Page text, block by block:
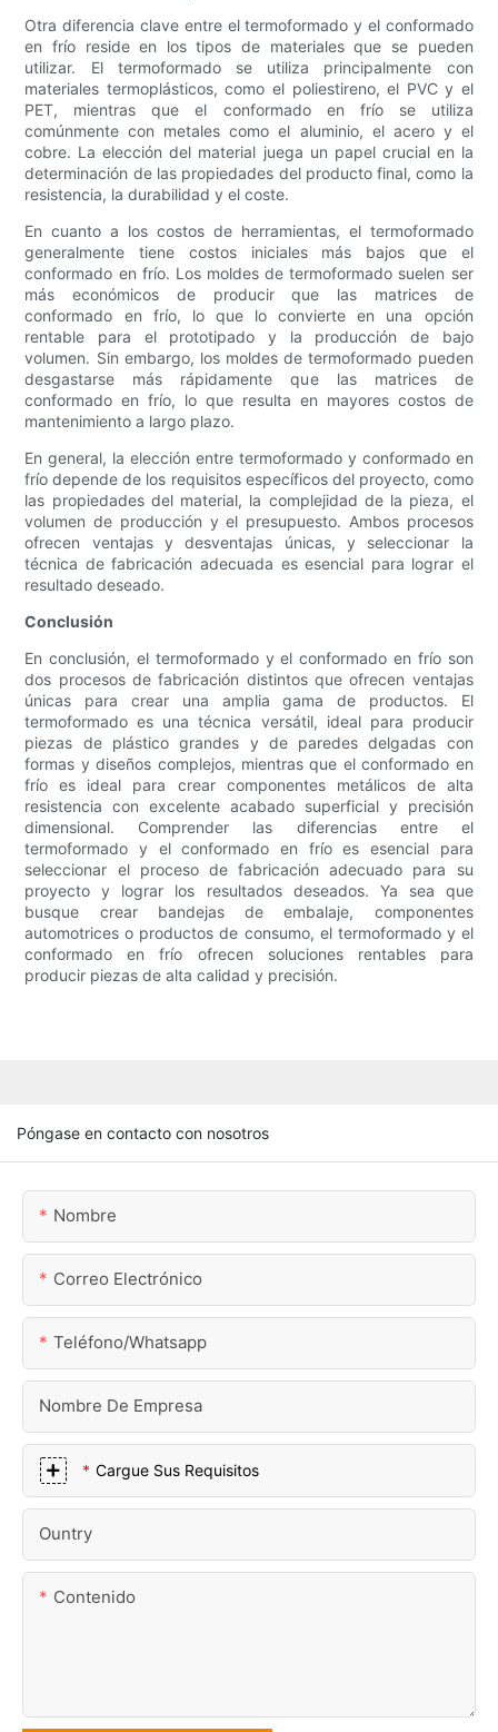
Otra diferencia clave entre el termoformado y el conformado
en frío reside en los tipos de materiales que se pueden
utilizar. El termoformado se utiliza principalmente con
materiales termoplásticos, como el poliestireno, el PVC y el
PET, mientras que el conformado en frío se utiliza
comúnmente con metales como el aluminio, el acero y el
cobre. La elección del material juega un papel crucial en la
determinación de las propiedades del producto final, como la
resistencia, la durabilidad y el coste.
En cuanto a los costos de herramientas, el termoformado
generalmente tiene costos iniciales más bajos que el
conformado en frío. Los moldes de termoformado suelen ser
más económicos de producir que las matrices de
conformado en frío, lo que lo convierte en una opción
rentable para el prototipado y la producción de bajo
volumen. Sin embargo, los moldes de termoformado pueden
desgastarse más rápidamente que las matrices de
conformado en frío, lo que resulta en mayores costos de
mantenimiento a largo plazo.
En general, la elección entre termoformado y conformado en
frío depende de los requisitos específicos del proyecto, como
las propiedades del material, la complejidad de la pieza, el
volumen de producción y el presupuesto. Ambos procesos
ofrecen ventajas y desventajas únicas, y seleccionar la
técnica de fabricación adecuada es esencial para lograr el
resultado deseado.
Conclusión
En conclusión, el termoformado y el conformado en frío son
dos procesos de fabricación distintos que ofrecen ventajas
únicas para crear una amplia gama de productos. El
termoformado es una técnica versátil, ideal para producir
piezas de plástico grandes y de paredes delgadas con
formas y diseños complejos, mientras que el conformado en
frío es ideal para crear componentes metálicos de alta
resistencia con excelente acabado superficial y precisión
dimensional. Comprender las diferencias entre el
termoformado y el conformado en frío es esencial para
seleccionar el proceso de fabricación adecuado para su
proyecto y lograr los resultados deseados. Ya sea que
busque crear bandejas de embalaje, componentes
automotrices o productos de consumo, el termoformado y el
conformado en frío ofrecen soluciones rentables para
producir piezas de alta calidad y precisión.
Póngase en contacto con nosotros
Nombre
Correo Electrónico
Teléfono/whatsapp
Nombre De Empresa
Cargue Sus Requisitos
Ountry
Contenido